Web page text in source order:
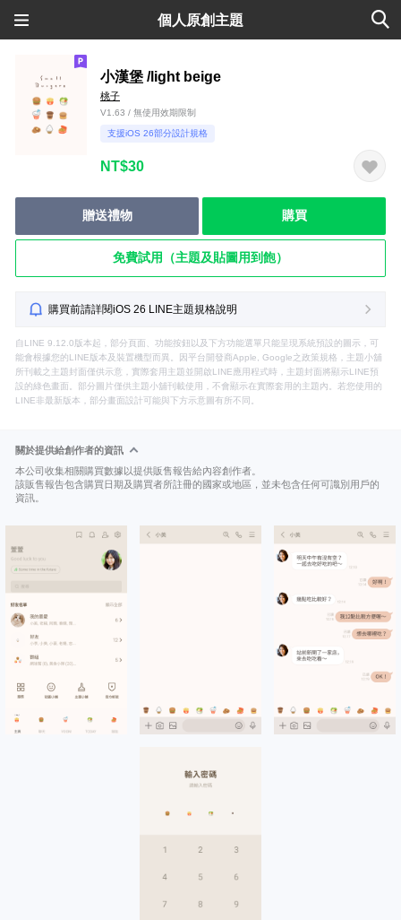
個人原創主題
小漢堡 /light beige
桃子
V1.63 / 無使用效期限制
支援iOS 26部分設計規格
NT$30
贈送禮物 購買
免費試用（主題及貼圖用到飽）
購買前請詳閱iOS 26 LINE主題規格說明
自LINE 9.12.0版本起，部分頁面、功能按鈕以及下方功能選單只能呈現系統預設的圖示，可
能會根據您的LINE版本及裝置機型而異。因平台開發商Apple, Google之政策規格，主題小舖
所刊載之主題封面僅供示意，實際套用主題並開啟LINE應用程式時，主題封面將顯示LINE預
設的綠色畫面。部分圖片僅供主題小舖刊載使用，不會顯示在實際套用的主題內。若您使用的
LINE非最新版本，部分畫面設計可能與下方示意圖有所不同。
關於提供給創作者的資訊
本公司收集相關購買數據以提供販售報告給內容創作者。
該販售報告包含購買日期及購買者所註冊的國家或地區，並未包含任何可識別用戶的
資訊。